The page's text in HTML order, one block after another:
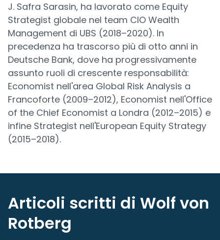
J. Safra Sarasin, ha lavorato come Equity
Strategist globale nel team CIO Wealth
Management di UBS (2018–2020). In
precedenza ha trascorso più di otto anni in
Deutsche Bank, dove ha progressivamente
assunto ruoli di crescente responsabilità:
Economist nell'area Global Risk Analysis a
Francoforte (2009–2012), Economist nell'Office
of the Chief Economist a Londra (2012–2015) e
infine Strategist nell'European Equity Strategy
(2015–2018).
Articoli scritti di Wolf von
Rotberg